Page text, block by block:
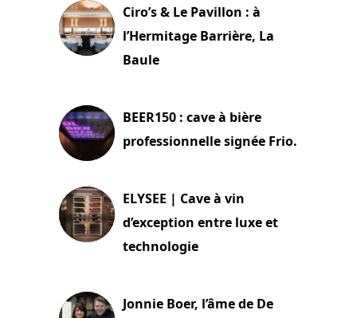
Ciro’s & Le Pavillon : à
l’Hermitage Barrière, La
Baule
BEER150 : cave à bière
professionnelle signée Frio.
ELYSEE | Cave à vin
d’exception entre luxe et
technologie
Jonnie Boer, l’âme de De